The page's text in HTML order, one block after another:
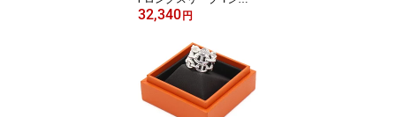
ツ 長袖Tシャツ ユニセッ
クコットンジャージー ク
ルーネック 襟リブ ブラ
ック/ホワイト S-XLサイ
ズ BFUTS235 724 【並
行輸入品】
32,340円